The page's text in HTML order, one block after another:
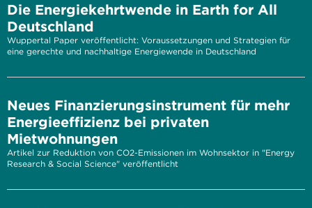
Die Energiekehrtwende in Earth for All
Deutschland
Wuppertal Paper veröffentlicht: Voraussetzungen und Strategien für
eine gerechte und nachhaltige Energiewende in Deutschland
Neues Finanzierungsinstrument für mehr
Energieeffizienz bei privaten
Mietwohnungen
Artikel zur Reduktion von CO2-Emissionen im Wohnsektor in "Energy
Research & Social Science" veröffentlicht